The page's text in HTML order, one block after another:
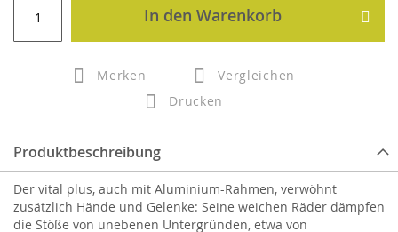
In den Warenkorb
Merken
Vergleichen
Drucken
Produktbeschreibung
Der vital plus, auch mit Aluminium-Rahmen, verwöhnt
zusätzlich Hände und Gelenke: Seine weichen Räder dämpfen
die Stöße von unebenen Untergründen, etwa von